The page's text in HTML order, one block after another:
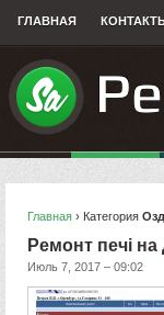
ГЛАВНАЯ
Главная › Категория
Ремонт печі
Июль 7, 2017 – 09:02